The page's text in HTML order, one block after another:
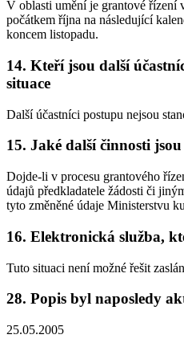
V oblasti umění je grantové řízení
počátkem října na následující
koncem listopadu.
14. Kteří jsou další
situace
Další účastníci postupu nejsou
15. Jaké další činnosti
Dojde-li v procesu grantového
údajů předkladatele žádosti či
tyto změněné údaje Ministerstvu
16. Elektronická služba,
Tuto situaci není možné řešit
28. Popis byl naposledy
25.05.2005